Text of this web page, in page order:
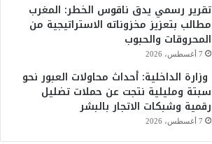
تقرير رسمي يدق ناقوس الخطر: المغرب
مطالب بتعزيز مخزوناته الاستراتيجية من
المحروقات والحبوب
7 أغسطس، 2026
وزارة الداخلية: أحداث محاولات العبور نحو
سبتة ومليلية نتجت عن حملات تضليل
رقمية وشبكات الاتجار بالبشر
7 أغسطس، 2026